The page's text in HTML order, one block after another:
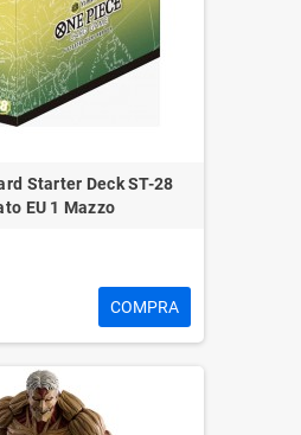
Starter Deck ST-28
EU 1 Mazzo
COMPRA